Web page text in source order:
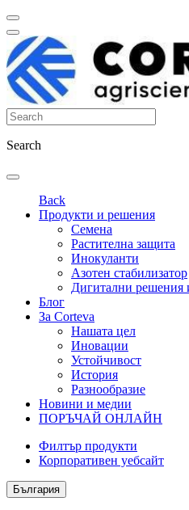
Search
Back
Продукти и решения
Семена
Растителна защита
Инокуланти
Азотен стабилизатор
Дигитални решения
Блог
За Corteva
Нашата цел
Иновации
Устойчивост
История
Разнообразие
Новини и медии
ПОРЪЧАЙ ОНЛАЙН
Филтър продукти
Корпоративен уебсайт
България